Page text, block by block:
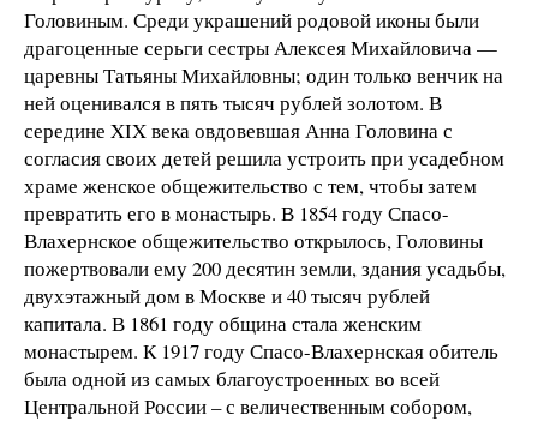
Головиным. Среди украшений родовой иконы были
драгоценные серьги сестры Алексея Михайловича —
царевны Татьяны Михайловны; один только венчик на
ней оценивался в пять тысяч рублей золотом. В
середине XIX века овдовевшая Анна Головина с
согласия своих детей решила устроить при усадебном
храме женское общежительство с тем, чтобы затем
превратить его в монастырь. В 1854 году Спасо-
Влахернское общежительство открылось, Головины
пожертвовали ему 200 десятин земли, здания усадьбы,
двухэтажный дом в Москве и 40 тысяч рублей
капитала. В 1861 году община стала женским
монастырем. К 1917 году Спасо-Влахернская обитель
была одной из самых благоустроенных во всей
Центральной России – с величественным собором,